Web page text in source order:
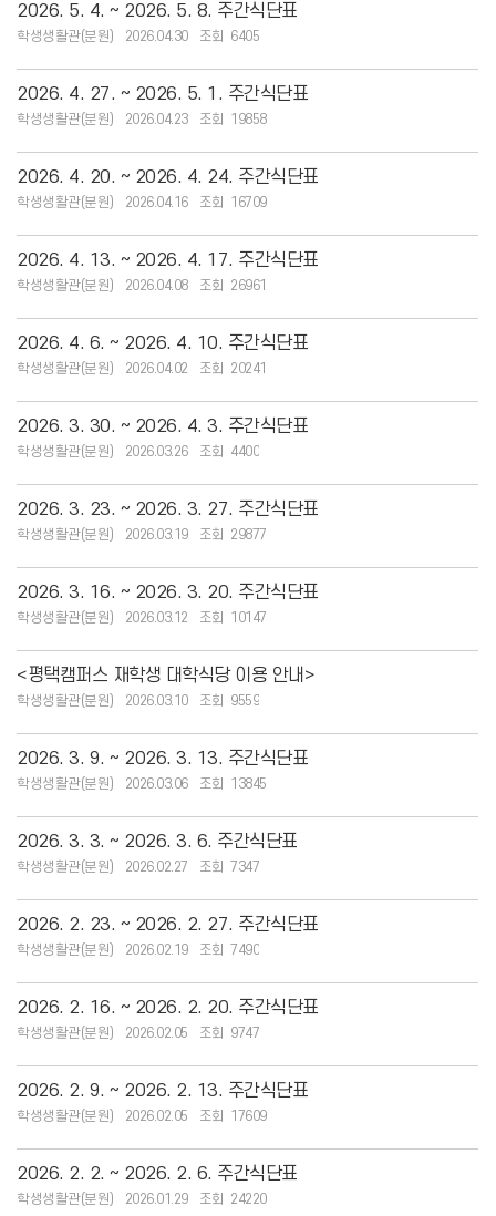
2026. 5. 4. ~ 2026. 5. 8. 주간식단표
학생생활관(분원) 2026.04.30 6405
2026. 4. 27. ~ 2026. 5. 1. 주간식단표
학생생활관(분원) 2026.04.23 19858
2026. 4. 20. ~ 2026. 4. 24. 주간식단표
학생생활관(분원) 2026.04.16 16709
2026. 4. 13. ~ 2026. 4. 17. 주간식단표
학생생활관(분원) 2026.04.08 26961
2026. 4. 6. ~ 2026. 4. 10. 주간식단표
학생생활관(분원) 2026.04.02 20241
2026. 3. 30. ~ 2026. 4. 3. 주간식단표
학생생활관(분원) 2026.03.26 4400
2026. 3. 23. ~ 2026. 3. 27. 주간식단표
학생생활관(분원) 2026.03.19 29877
2026. 3. 16. ~ 2026. 3. 20. 주간식단표
학생생활관(분원) 2026.03.12 10147
<평택캠퍼스 재학생 대학식당 이용 안내>
학생생활관(분원) 2026.03.10 9559
2026. 3. 9. ~ 2026. 3. 13. 주간식단표
학생생활관(분원) 2026.03.06 13845
2026. 3. 3. ~ 2026. 3. 6. 주간식단표
학생생활관(분원) 2026.02.27 7347
2026. 2. 23. ~ 2026. 2. 27. 주간식단표
학생생활관(분원) 2026.02.19 7490
2026. 2. 16. ~ 2026. 2. 20. 주간식단표
학생생활관(분원) 2026.02.05 9747
2026. 2. 9. ~ 2026. 2. 13. 주간식단표
학생생활관(분원) 2026.02.05 17609
2026. 2. 2. ~ 2026. 2. 6. 주간식단표
학생생활관(분원) 2026.01.29 24220